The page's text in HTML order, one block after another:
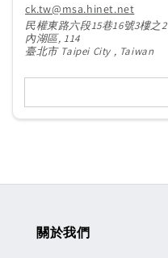
ck.tw@msa.hinet.net
民權東路六段15巷16號3樓之2
內湖區, 114
臺北市 Taipei City , Taiwan
關於我們